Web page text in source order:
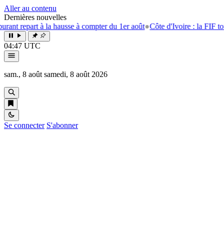
Aller au contenu
Dernières nouvelles
à la hausse à compter du 1er août●Côte d'Ivoire : la FIF tourne
04:47 UTC
sam., 8 août samedi, 8 août 2026
Se connecter S'abonner